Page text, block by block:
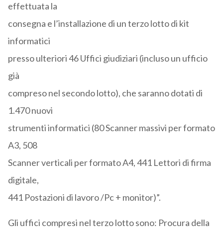
effettuata la
consegna e l’installazione di un terzo lotto di kit
informatici
presso ulteriori 46 Uffici giudiziari (incluso un ufficio
già
compreso nel secondo lotto), che saranno dotati di
1.470 nuovi
strumenti informatici (80 Scanner massivi per formato
A3, 508
Scanner verticali per formato A4, 441 Lettori di firma
digitale,
441 Postazioni di lavoro /Pc + monitor)”.
Gli uffici compresi nel terzo lotto sono: Procura della